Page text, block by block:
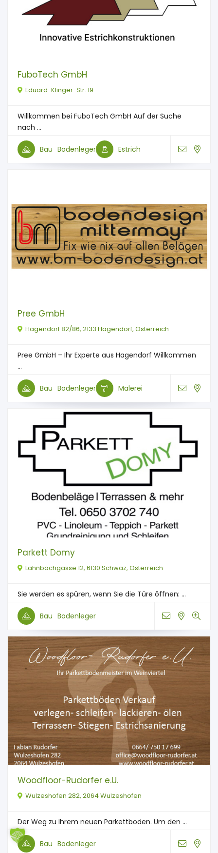
FuboTech GmbH
Eduard-Klinger-Str. 19
Willkommen bei FuboTech GmbH Auf der Suche
nach ...
Bau Bodenleger Estrich
Pree GmbH
Hagendorf 82/86, 2133 Hagendorf, Österreich
Pree GmbH – Ihr Experte aus Hagendorf Willkommen
...
Bau Bodenleger Malerei
Parkett Domy
Lahnbachgasse 12, 6130 Schwaz, Österreich
Sie werden es spüren, wenn Sie die Türe öffnen: ...
Bau Bodenleger
Woodfloor-Rudorfer e.U.
Wulzeshofen 282, 2064 Wulzeshofen
Der Weg zu Ihrem neuen Parkettboden. Um den ...
Bau Bodenleger